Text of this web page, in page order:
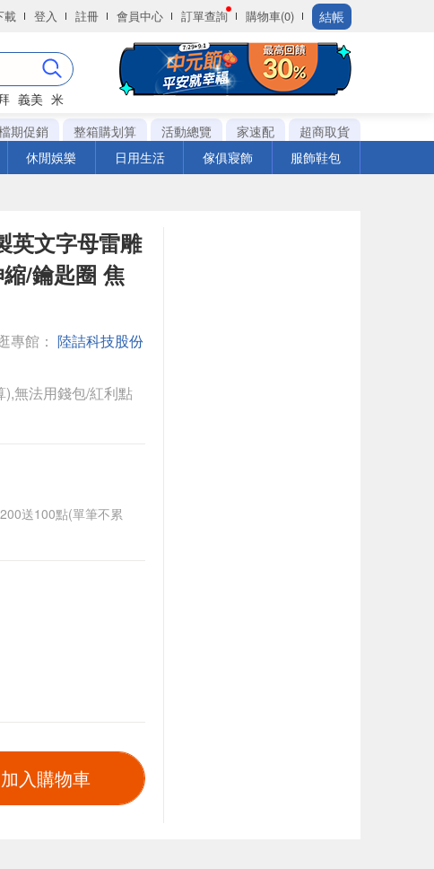
載 登入 註冊 會員中心 訂單查詢 購物車(0) 結帳
義美 米
期促銷 整箱購划算 活動總覽 家速配
超商取貨
休閒娛樂 日用生活 傢俱寢飾 服飾鞋包
英文字母雷雕
/鑰匙圈 焦
專館： 陸詰科技股份
無法用錢包/紅利點
送100點(單筆不累
加入購物車